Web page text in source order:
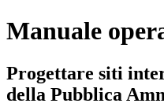
Manuale
Progettare siti
della Pubblica